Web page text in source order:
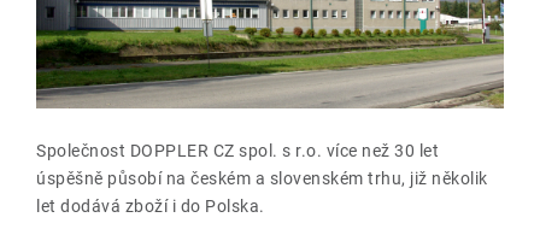
Společnost DOPPLER CZ spol. s r.o. více než 30 let
úspěšně působí na českém a slovenském trhu, již několik
let dodává zboží i do Polska.